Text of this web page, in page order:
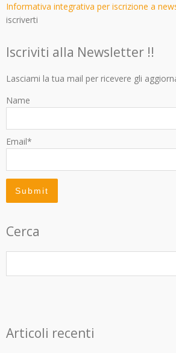
Informativa integrativa per iscrizione a
iscriverti
Iscriviti alla Newsletter !!
Lasciami la tua mail per ricevere gli
Name
Email*
Cerca
Articoli recenti